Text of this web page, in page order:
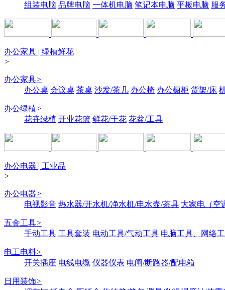
组装电脑 品牌电脑 一体机电脑 笔记本电脑 平板电脑 服
办公家具 | 绿植鲜花
>
办公家具>
办公桌 会议桌 茶桌 沙发/茶几 办公椅 办公橱柜 货架/床
办公绿植>
花卉绿植 开业花篮 鲜花/干花 花盆/工具
办公电器 | 工业品
>
办公电器>
电视影音 热水器/开水机/净水机/电水壶/茶具 大家电（空
五金工具>
手动工具 工具套装 电动工具/气动工具 电脑工具、网络
电工电料>
开关插座 电线电缆 仪器仪表 电闸/断路器/配电箱
日用装饰>